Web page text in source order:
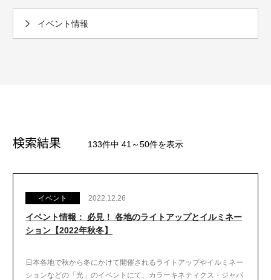
イベント情報
検索結果 133件中 41～50件を表示
イベント 2022.12.26
イベント情報： 必見！ 各地のライトアップとイルミネー
ション【2022年秋冬】
日本各地で秋から冬にかけて開催されるライトアップやイルミネー
ションなどの「光」のイベントにて、カラーキネティクス・ジャパ